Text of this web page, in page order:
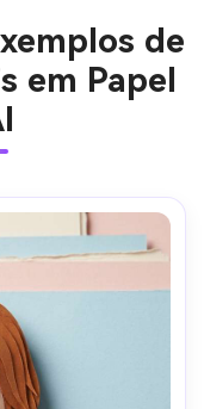
de
em Papel